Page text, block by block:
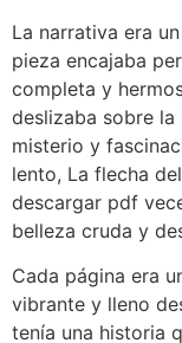
La narrativa era
pieza encajaba
completa y
deslizaba sobre
misterio y
lento, La flecha
descargar pdf
belleza cruda y
Cada página era
vibrante y lleno
tenía una historia